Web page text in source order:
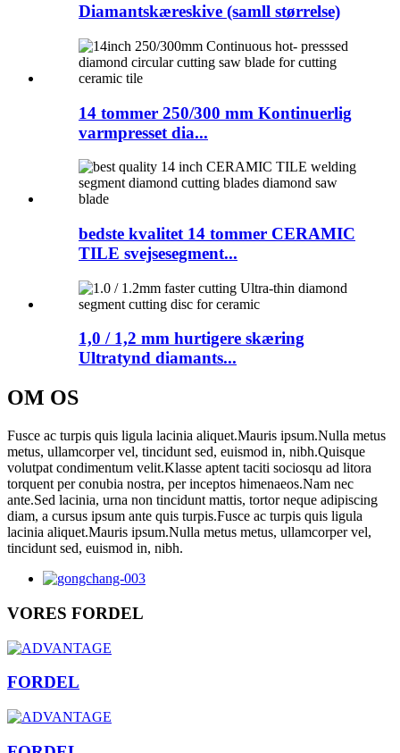
Diamantskæreskive (samll størrelse)
14 tommer 250/300 mm Kontinuerlig
varmpresset dia...
bedste kvalitet 14 tommer CERAMIC
TILE svejsesegment...
1,0 / 1,2 mm hurtigere skæring
Ultratynd diamants...
OM OS
Fusce ac turpis quis ligula lacinia aliquet.Mauris ipsum.Nulla metus
metus, ullamcorper vel, tincidunt sed, euismod in, nibh.Quisque
volutpat condimentum velit.Klasse aptent taciti sociosqu ad litora
torquent per conubia nostra, per inceptos himenaeos.Nam nec
ante.Sed lacinia, urna non tincidunt mattis, tortor neque adipiscing
diam, a cursus ipsum ante quis turpis.Fusce ac turpis quis ligula
lacinia aliquet.Mauris ipsum.Nulla metus metus, ullamcorper vel,
tincidunt sed, euismod in, nibh.
VORES FORDEL
FORDEL